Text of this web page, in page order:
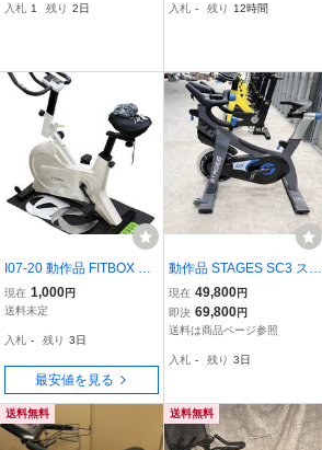
ス ダイエット器具 折り畳
入札 1 残り 2日 入札 - 残り 12時間
I07-20 動作品 FITBOX エ
アロバイク マット付属 シ
ューズ用ペダル付属 フィ
ボックス ホワイト FBX-0
02W_01
現在 1,000円
送料未定
入札 - 残り 3日
最安値を見る
動作品 STAGES SC3 スピ
ンバイク 業務用 パワーメ
ーター付 手渡し歓迎 千葉
現在 49,800円
即決 69,800円
送料は商品ページ参照
入札 - 残り 3日
送料無料 送料無料